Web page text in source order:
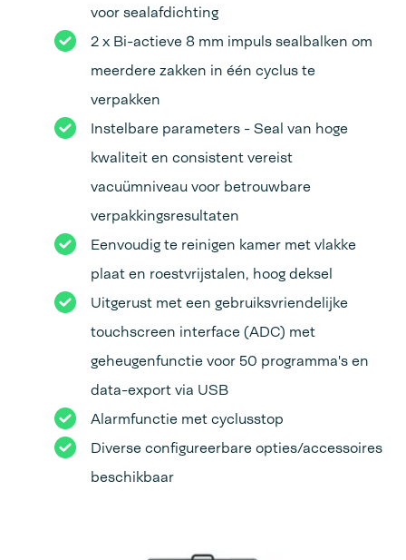
voor sealafdichting
2 x Bi-actieve 8 mm impuls sealbalken om
meerdere zakken in één cyclus te
verpakken
Instelbare parameters - Seal van hoge
kwaliteit en consistent vereist
vacuümniveau voor betrouwbare
verpakkingsresultaten
Eenvoudig te reinigen kamer met vlakke
plaat en roestvrijstalen, hoog deksel
Uitgerust met een gebruiksvriendelijke
touchscreen interface (ADC) met
geheugenfunctie voor 50 programma's en
data-export via USB
Alarmfunctie met cyclusstop
Diverse configureerbare opties/accessoires
beschikbaar